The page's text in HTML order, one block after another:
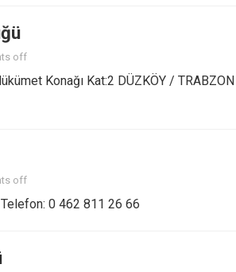
off
Konağı Kat:2 DÜZKÖY / TRABZON
off
0 462 811 26 66